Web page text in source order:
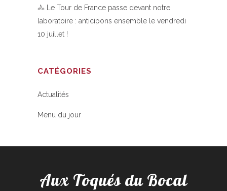
🚴 Le Tour de France passe devant notre
laboratoire : anticipons ensemble le vendredi
10 juillet !
CATÉGORIES
Actualités
Menu du jour
Aux Toqués du Bocal